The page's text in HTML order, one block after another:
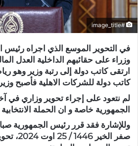
#image_title
وزراء على حقائبهم الداخلية العدل
ارتقى كاتب دولة إلى رتبة وزير وهو
كاتب دولة للشركات الاهلية فأصبح
لم نتعود على إجراء تحوير وزاري في
الجمهورية خاصة و ان الحملة الانتخابية تنطلق
صفر